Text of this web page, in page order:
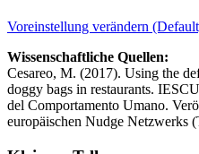
Voreinstellung verändern
Wissenschaftliche Quellen:
Cesareo, M. (2017). Using the
doggy bags in restaurants.
del Comportamento Umano.
europäischen Nudge Netzwerks